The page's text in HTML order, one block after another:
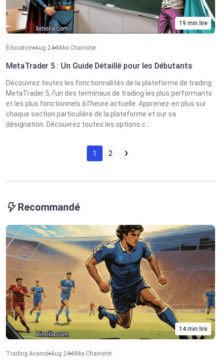
19 min lire
Éducation Aug 24 Mike Chainster
MetaTrader 5 : Un Guide Détaillé pour les Débutants
Découvrez toutes les fonctionnalités de la plateforme de trading
MetaTrader 5, l'un des terminaux de trading les plus performants
et les plus fonctionnels à l'heure actuelle. Apprenez-en plus sur
chaque section particulière de la plateforme et sur sa
désignation. Découvrez toutes les options c...
1 2
Recommandé
14 min lire
Trading Avancé Aug 24 Mike Chainster